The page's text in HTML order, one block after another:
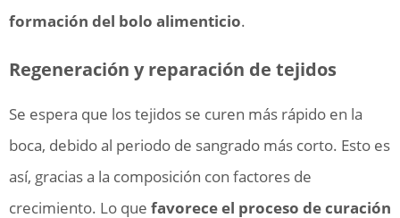
formación del bolo alimenticio.
Regeneración y reparación de tejidos
Se espera que los tejidos se curen más rápido en la
boca, debido al periodo de sangrado más corto. Esto es
así, gracias a la composición con factores de
crecimiento. Lo que favorece el proceso de curación